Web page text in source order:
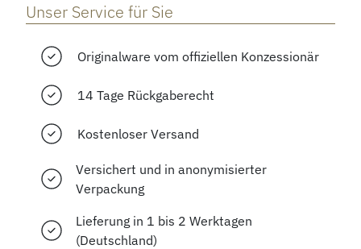
Unser Service für Sie
Originalware vom offiziellen Konzessionär
14 Tage Rückgaberecht
Kostenloser Versand
Versichert und in anonymisierter
Verpackung
Lieferung in 1 bis 2 Werktagen
(Deutschland)